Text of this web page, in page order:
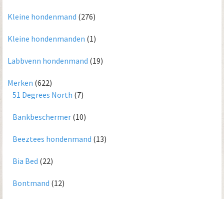
Kleine hondenmand (276)
Kleine hondenmanden (1)
Labbvenn hondenmand (19)
Merken (622)
51 Degrees North (7)
Bankbeschermer (10)
Beeztees hondenmand (13)
Bia Bed (22)
Bontmand (12)